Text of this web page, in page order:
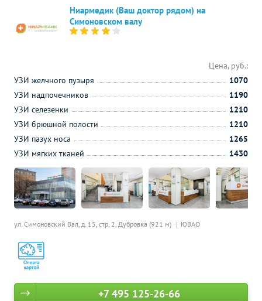
Ниармедик (Ваш доктор рядом) на
Симоновском валу
ул. Симоновский Вал, д. 15, стр. 2, Дубровка (921 м) ЮВАО
Цена, руб.:
УЗИ желчного пузыря
1070
УЗИ надпочечников
1190
УЗИ селезенки
1210
УЗИ брюшной полости
1210
УЗИ пазух носа
1265
УЗИ мягких тканей
1430
+7 495 125-26-66